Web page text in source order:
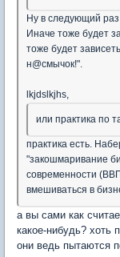
Ну в следующий раз
Иначе тоже будет
тоже будет
н@смычок!".
lkjdslkjhs
или практика по
практика есть.
"закошмаривание
современности
вмешиваться в
а вы сами как
какое-нибудь? хоть
они ведь пытаются